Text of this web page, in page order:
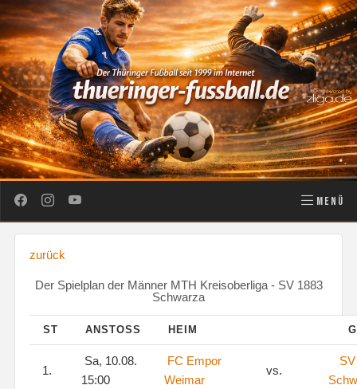
MENÜ
zurück
Der Spielplan der Männer MTH Kreisoberliga - SV 1883
Schwarza
ST ANSTOSS HEIM
1.
Sa, 10.08.
15:00
FC Empor
Weimar
vs.